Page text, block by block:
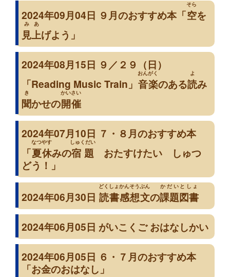
2024年09月04日 ９月のおすすめ本「空
そら
を
見上
みあ
げよう」
2024年08月15日 ９／２９（日）
「Reading Music Train」 音楽
おんがく
のある読
よ
み
聞
き
かせの開催
かいさい
2024年07月10日 ７・８月のおすすめ本
「夏休
なつやす
みの宿題
しゅくだい
おたすけたい しゅつ
どう！」
2024年06月30日 読書感想文
どくしょかんそうぶん
の課題図書
かだいとしょ
2024年06月05日 がいこくご おはなしかい
2024年06月05日 ６・７月のおすすめ本
「お金のおはなし」